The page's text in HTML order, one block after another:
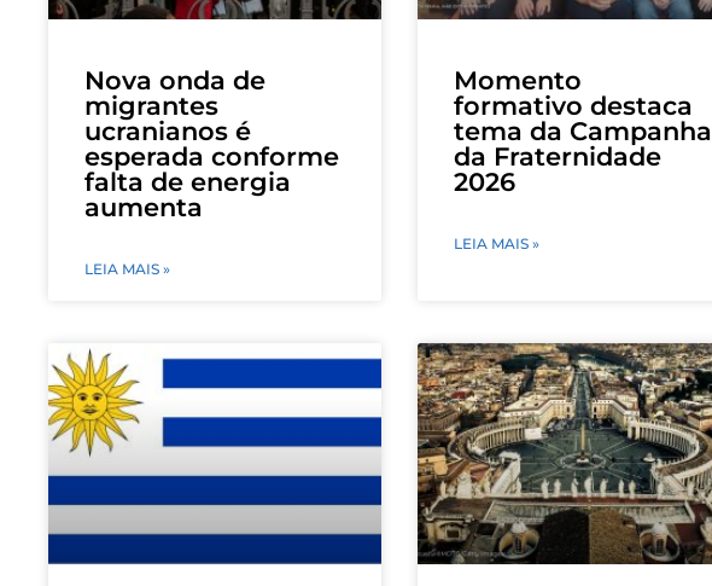
Nova onda de
migrantes
ucranianos é
esperada conforme
falta de energia
aumenta
LEIA MAIS »
Momento
formativo destaca
tema da Campanha
da Fraternidade
2026
LEIA MAIS »